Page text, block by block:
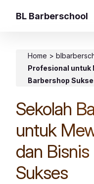
BL Barberschool
Home >
Profesional untuk
Barbershop
Sekolah
untuk
dan
Sukses